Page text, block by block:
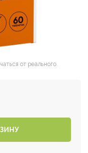
от реального.